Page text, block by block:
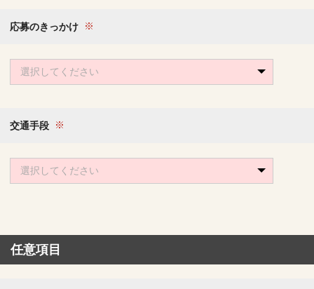
応募のきっかけ
選択してください
交通手段
選択してください
任意項目